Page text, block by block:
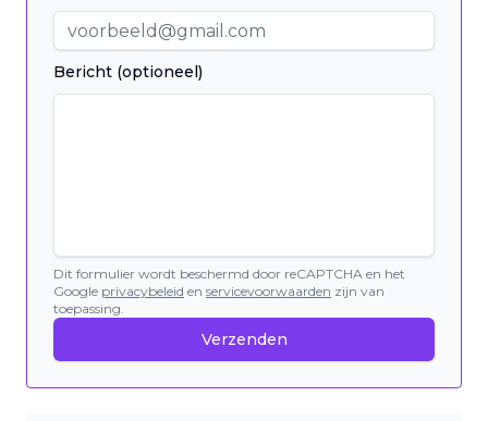
Bericht (optioneel)
Dit formulier wordt beschermd door reCAPTCHA en het
Google privacybeleid en servicevoorwaarden zijn van
toepassing.
Verzenden